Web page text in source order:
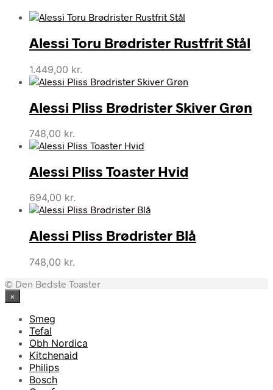
Alessi Toru Brødrister Rustfrit Stål
1.449,00 kr.
Alessi Pliss Brødrister Skiver Grøn
748,00 kr.
Alessi Pliss Toaster Hvid
694,00 kr.
Alessi Pliss Brødrister Blå
748,00 kr.
© Den Bedste Toaster
×
Smeg
Tefal
Obh Nordica
Kitchenaid
Philips
Bosch